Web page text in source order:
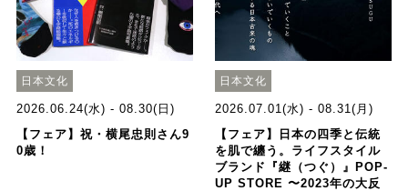
日本文化
2026.06.24(水) - 08.30(日)
【フェア】祝・横尾忠則さん9
0歳！
日本文化
2026.07.01(水) - 08.31(月)
【フェア】日本の四季と伝統
を肌で纏う。ライフスタイル
ブランド『継（つぐ）』POP-
UP STORE 〜2023年の大反